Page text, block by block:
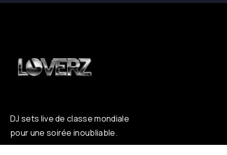
DJ sets live de classe mondiale
pour une soirée inoubliable.